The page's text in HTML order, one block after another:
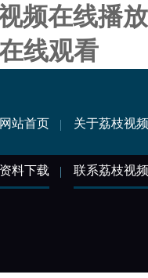
频在线播
线观看
网站首页 关于荔枝视
资料下载 联系荔枝视